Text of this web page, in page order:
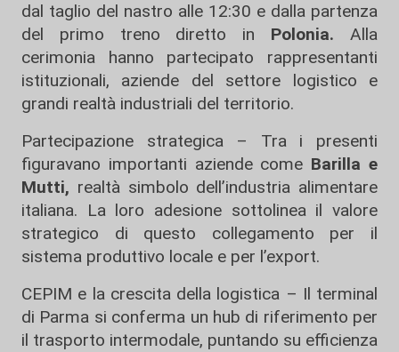
dal taglio del nastro alle 12:30 e dalla partenza
del primo treno diretto in Polonia.Alla
cerimonia hanno partecipato rappresentanti
istituzionali, aziende del settore logistico e
grandi realtà industriali del territorio.
Partecipazione strategica – Tra i presenti
figuravano importanti aziende come Barilla e
Mutti, realtà simbolo dell’industria alimentare
italiana. La loro adesione sottolinea il valore
strategico di questo collegamento per il
sistema produttivo locale e per l’export.
CEPIM e la crescita della logistica – Il terminal
di Parma si conferma un hub di riferimento per
il trasporto intermodale, puntando su efficienza